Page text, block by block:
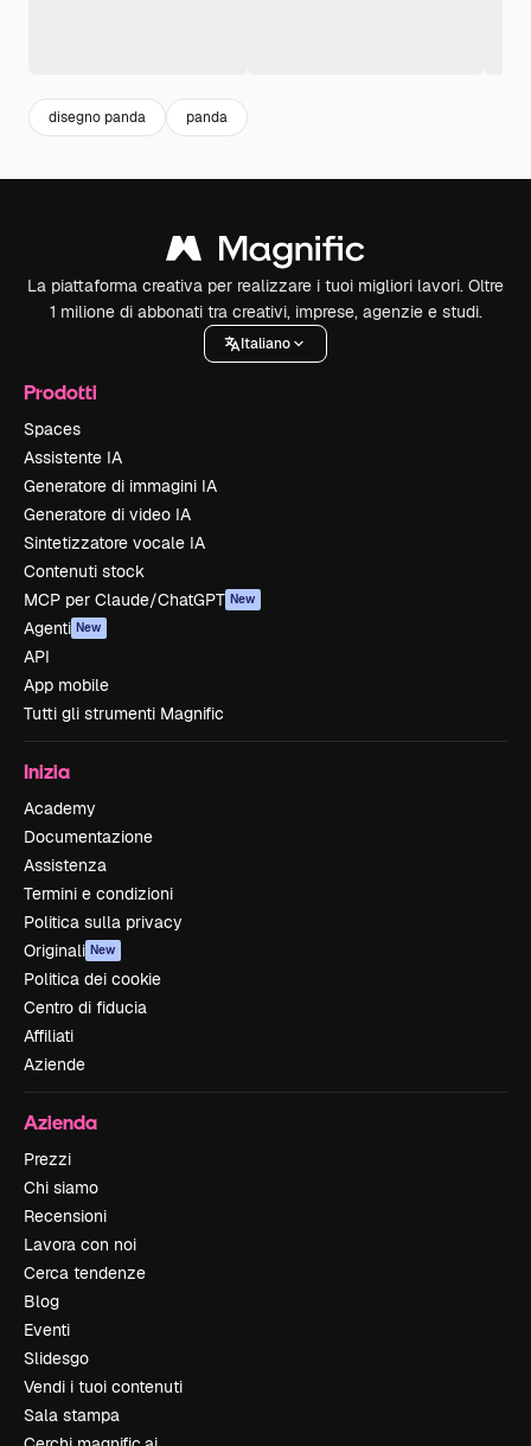
disegno panda panda
La piattaforma creativa per realizzare i tuoi migliori lavori. Oltre
1 milione di abbonati tra creativi, imprese, agenzie e studi.
Italiano
Prodotti
Spaces
Assistente IA
Generatore di immagini IA
Generatore di video IA
Sintetizzatore vocale IA
Contenuti stock
MCP per Claude/ChatGPT New
Agenti New
API
App mobile
Tutti gli strumenti Magnific
Inizia
Academy
Documentazione
Assistenza
Termini e condizioni
Politica sulla privacy
Originali New
Politica dei cookie
Centro di fiducia
Affiliati
Aziende
Azienda
Prezzi
Chi siamo
Recensioni
Lavora con noi
Cerca tendenze
Blog
Eventi
Slidesgo
Vendi i tuoi contenuti
Sala stampa